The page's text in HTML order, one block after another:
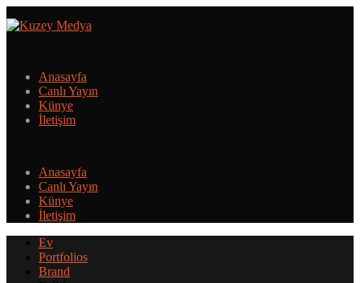
Anasayfa
Canlı Yayın
Künye
İletişim
Anasayfa
Canlı Yayın
Künye
İletişim
Ev
Portfolios
Brand